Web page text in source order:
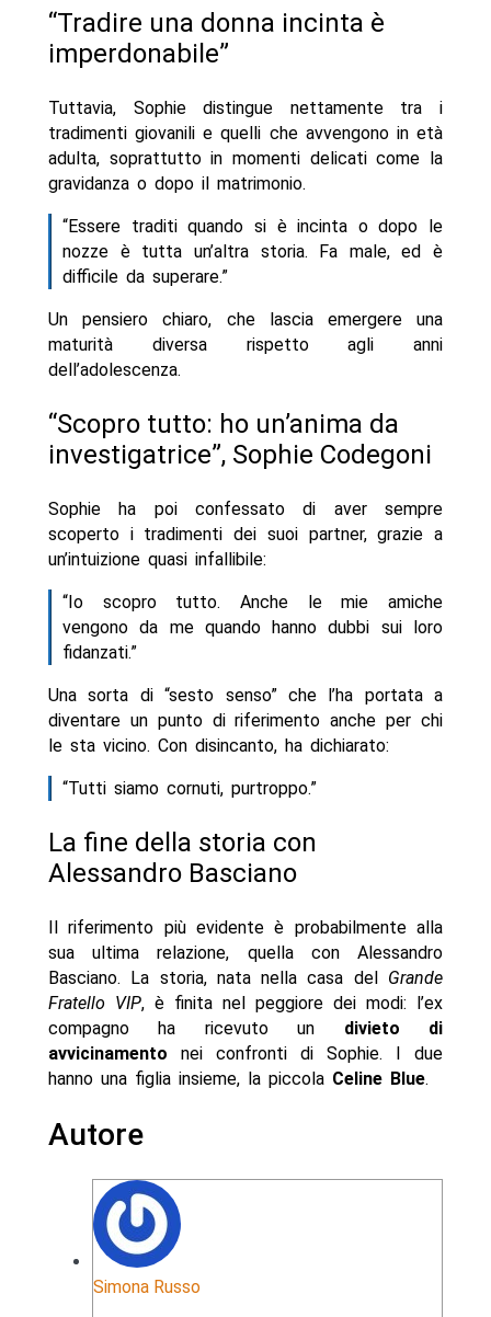
“Tradire una donna incinta è
imperdonabile”
Tuttavia, Sophie distingue nettamente tra i
tradimenti giovanili e quelli che avvengono in età
adulta, soprattutto in momenti delicati come la
gravidanza o dopo il matrimonio.
“Essere traditi quando si è incinta o dopo le
nozze è tutta un’altra storia. Fa male, ed è
difficile da superare.”
Un pensiero chiaro, che lascia emergere una
maturità diversa rispetto agli anni
dell’adolescenza.
“Scopro tutto: ho un’anima da
investigatrice”, Sophie Codegoni
Sophie ha poi confessato di aver sempre
scoperto i tradimenti dei suoi partner, grazie a
un’intuizione quasi infallibile:
“Io scopro tutto. Anche le mie amiche
vengono da me quando hanno dubbi sui loro
fidanzati.”
Una sorta di “sesto senso” che l’ha portata a
diventare un punto di riferimento anche per chi
le sta vicino. Con disincanto, ha dichiarato:
“Tutti siamo cornuti, purtroppo.”
La fine della storia con
Alessandro Basciano
Il riferimento più evidente è probabilmente alla
sua ultima relazione, quella con Alessandro
Basciano. La storia, nata nella casa del Grande
Fratello VIP, è finita nel peggiore dei modi: l’ex
compagno ha ricevuto un divieto di
avvicinamento nei confronti di Sophie. I due
hanno una figlia insieme, la piccola Celine Blue.
Autore
Simona Russo